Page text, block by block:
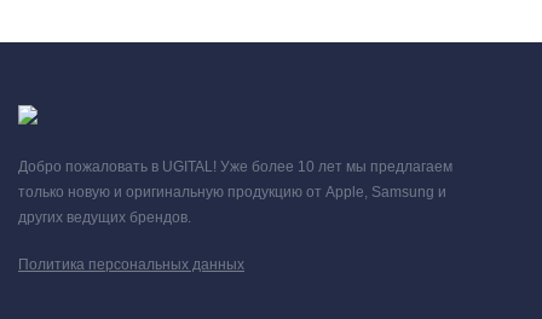
Добро пожаловать в UGITAL! Уже более 10 лет мы предлагаем
только новую и оригинальную продукцию от Apple, Samsung и
других ведущих брендов.
Политика персональных данных